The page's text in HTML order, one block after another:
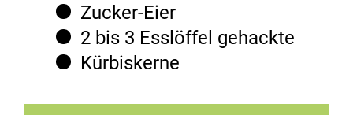
Zucker-Eier
2 bis 3 Esslöffel gehackte
Kürbiskerne